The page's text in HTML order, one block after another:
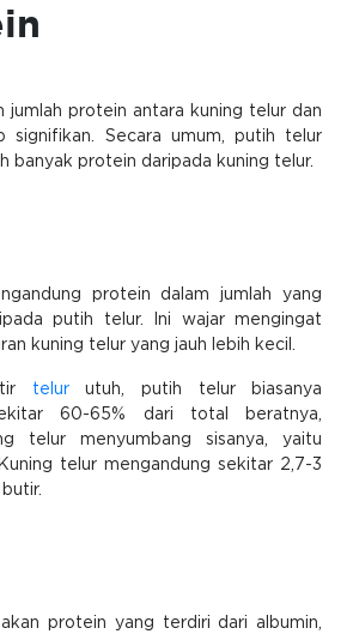
jumlah protein antara kuning telur dan
signifikan. Secara umum, putih telur
banyak protein daripada kuning telur.
protein dalam jumlah yang
putih telur. Ini wajar mengingat
kuning telur yang jauh lebih kecil.
telurutuh, putih telur biasanya
60-65% dari total beratnya,
telur menyumbang sisanya, yaitu
telur mengandung sekitar 2,7-3
protein yang terdiri dari albumin,